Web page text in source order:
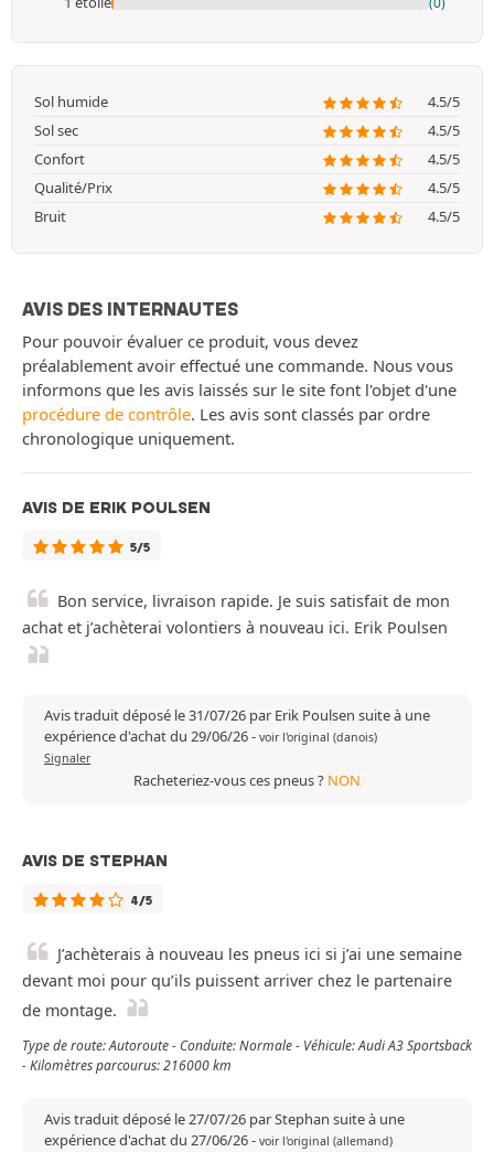
Sol humide
4.5/5
Sol sec
4.5/5
Confort
4.5/5
Qualité/Prix
4.5/5
Bruit
4.5/5
AVIS DES INTERNAUTES
Pour pouvoir évaluer ce produit, vous devez
préalablement avoir effectué une commande. Nous vous
informons que les avis laissés sur le site font l'objet d'une
procédure de contrôle. Les avis sont classés par ordre
chronologique uniquement.
AVIS DE ERIK POULSEN
5/5
Bon service, livraison rapide. Je suis satisfait de mon
achat et j’achèterai volontiers à nouveau ici. Erik Poulsen
Avis traduit déposé le 31/07/26 par Erik Poulsen suite à une
expérience d'achat du 29/06/26- voir l'original (danois)
Signaler
Racheteriez-vous ces pneus ? NON
AVIS DE STEPHAN
4/5
J’achèterais à nouveau les pneus ici si j’ai une semaine
devant moi pour qu’ils puissent arriver chez le partenaire
de montage.
Type de route: Autoroute - Conduite: Normale - Véhicule: Audi A3 Sportsback
- Kilomètres parcourus: 216000 km
Avis traduit déposé le 27/07/26 par Stephan suite à une
expérience d'achat du 27/06/26- voir l'original (allemand)